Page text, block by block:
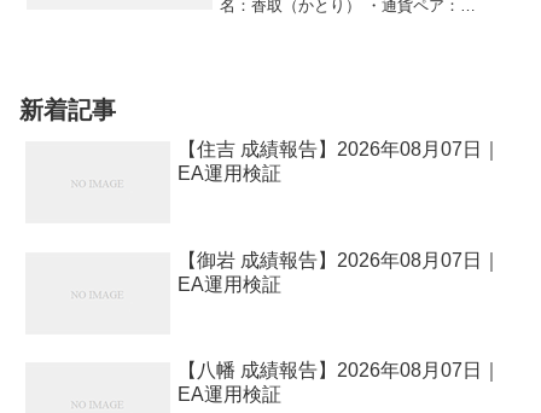
名：香取（かとり） ・通貨ペア：
新着記事
【住吉 成績報告】2026年08月07日｜
EA運用検証
【御岩 成績報告】2026年08月07日｜
EA運用検証
【八幡 成績報告】2026年08月07日｜
EA運用検証